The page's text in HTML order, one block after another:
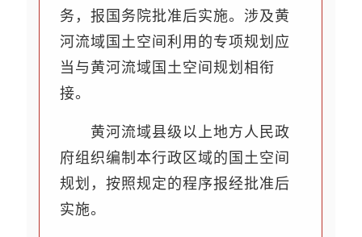
务，报国务院批准后实施。涉及黄
河流域国土空间利用的专项规划应
当与黄河流域国土空间规划相衔
接。
黄河流域县级以上地方人民政
府组织编制本行政区域的国土空间
规划，按照规定的程序报经批准后
实施。